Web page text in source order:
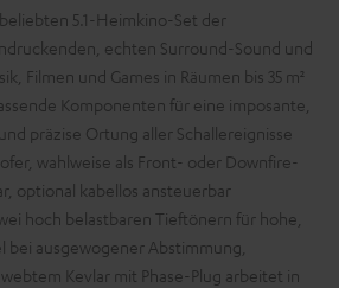
5.1-Heimkino-Set der
echten Surround-Sound und
Filmen und Games in Räumen bis 35 m²
Komponenten für eine imposante,
präzise Ortung aller Schallereignisse
wahlweise als Front- oder Downfire-
optional kabellos ansteuerbar
hoch belastbaren Tieftönern für hohe,
bei ausgewogener Abstimmung,
Kevlar mit Phase-Plug arbeitet in